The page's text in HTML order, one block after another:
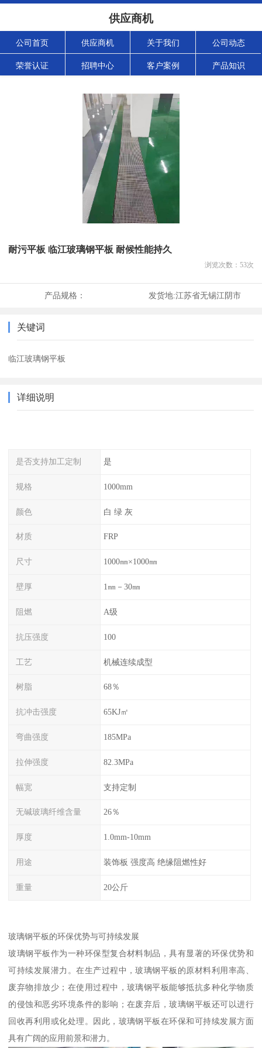
供应商机
公司首页 供应商机 关于我们 公司动态
荣誉认证 招聘中心 客户案例 产品知识
耐污平板 临江玻璃钢平板 耐候性能持久
浏览次数： 53次
产品规格： 发货地:江苏省无锡江阴市
关键词
临江玻璃钢平板
详细说明
是否支持加工定制 是
规格 1000mm
颜色 白 绿 灰
材质 FRP
尺寸 1000㎜×1000㎜
壁厚 1㎜－30㎜
阻燃 A级
抗压强度 100
工艺 机械连续成型
树脂 68％
抗冲击强度 65KJ㎡
弯曲强度 185MPa
拉伸强度 82.3MPa
幅宽 支持定制
无碱玻璃纤维含量 26％
厚度 1.0mm-10mm
用途 装饰板 强度高 绝缘阻燃性好
重量 20公斤
玻璃钢平板的环保优势与可持续发展
玻璃钢平板作为一种环保型复合材料制品，具有显著的环保优势和
可持续发展潜力。在生产过程中，玻璃钢平板的原材料利用率高、
废弃物排放少；在使用过程中，玻璃钢平板能够抵抗多种化学物质
的侵蚀和恶劣环境条件的影响；在废弃后，玻璃钢平板还可以进行
回收再利用或化处理。因此，玻璃钢平板在环保和可持续发展方面
具有广阔的应用前景和潜力。